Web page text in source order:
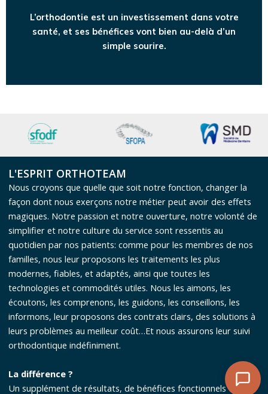
L’orthodontie est un investissement dans votre
santé, et ses bénéfices vont bien au-delà d’un
simple sourire.
L'ESPRIT ORTHOTEAM
Nous croyons que quelle que soit notre fonction, changer la
façon dont nous exerçons notre métier peut avoir des effets
magiques. Notre passion et notre ouverture, notre volonté de
simplifier et notre culture du service sont ressentis au
quotidien par nos patients: comme pour les membres de nos
familles, nous leur proposons les traitements les plus
modernes, fiables, et adaptés, ainsi que toutes les
technologies et commodités utiles. Nous les aimons, les
écoutons, les comprenons, les guidons, les conseillons, les
informons, leur proposons des contrats clairs, des solutions à
leurs problèmes au meilleur coût…Et nous assurons leur suivi
orthodontique indéfiniment.
La différence ?
Un supplément de résultats, de bénéfices fonctionnels et